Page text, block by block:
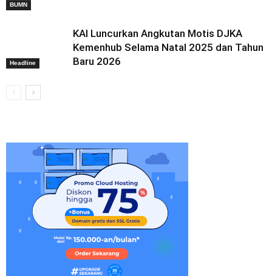
BUMN
Headline
KAI Luncurkan Angkutan Motis DJKA
Kemenhub Selama Natal 2025 dan Tahun
Baru 2026